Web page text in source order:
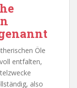
Öle
entfalten,
also